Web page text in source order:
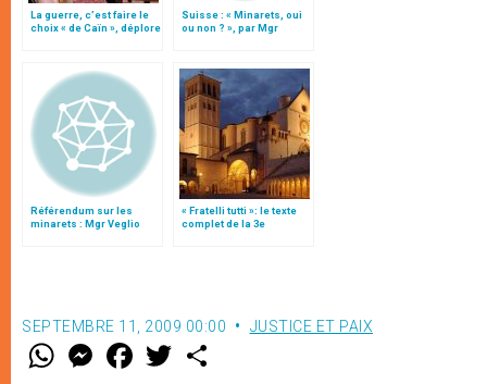
La guerre, c’est faire le
choix « de Caïn », déplore
Suisse : « Minarets, oui
ou non ? », par Mgr
Référendum sur les
minarets : Mgr Veglio
« Fratelli tutti »: le texte
complet de la 3e
SEPTEMBRE 11, 2009 00:00 JUSTICE ET PAIX
W M
e
F
a w